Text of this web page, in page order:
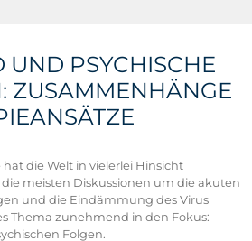
UND PSYCHISCHE
ZUSAMMENHÄNGE
die Welt in vielerlei Hinsicht
meisten Diskussionen um die akuten
und die Eindämmung des Virus
Thema zunehmend in den Fokus:
Folgen.